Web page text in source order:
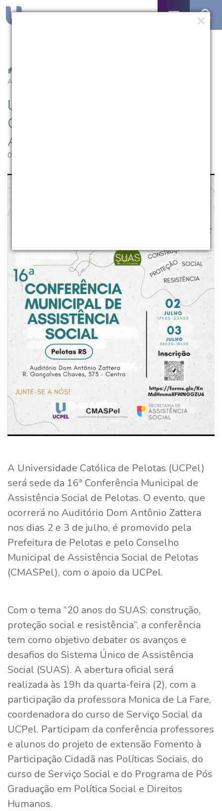
Assistência Social
UCPel será sede da 16ª
Conferência Municipal de
Assistência Social
02.07.2025 | 16:49
A Universidade Católica de Pelotas (UCPel)
será sede da 16ª Conferência Municipal de
Assistência Social de Pelotas. O evento, que
ocorrerá no Auditório Dom Antônio Zattera
nos dias 2 e 3 de julho, é promovido pela
Prefeitura de Pelotas e pelo Conselho
Municipal de Assistência Social de Pelotas
(CMASPel), com o apoio da UCPel.
Com o tema “20 anos do SUAS: construção,
proteção social e resistência”, a conferência
tem como objetivo debater os avanços e
desafios do Sistema Único de Assistência
Social (SUAS). A abertura oficial será
realizada às 19h da quarta-feira (2), com a
participação da professora Monica de La Fare,
coordenadora do curso de Serviço Social da
UCPel. Participam da conferência professores
e alunos do projeto de extensão Fomento à
Participação Cidadã nas Políticas Sociais, do
curso de Serviço Social e do Programa de Pós
Graduação em Política Social e Direitos
Humanos.